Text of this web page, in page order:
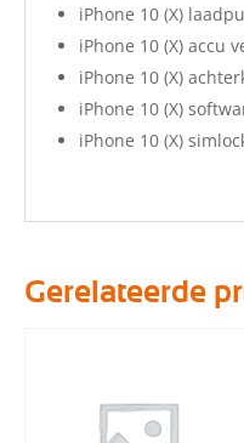
iPhone 10 (X)
iPhone 10 (X) accu
iPhone 10 (X)
iPhone 10 (X)
iPhone 10 (X)
Gerelateerde